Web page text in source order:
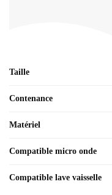
Taille
Contenance
Matériel
Compatible micro onde
Compatible lave vaisselle